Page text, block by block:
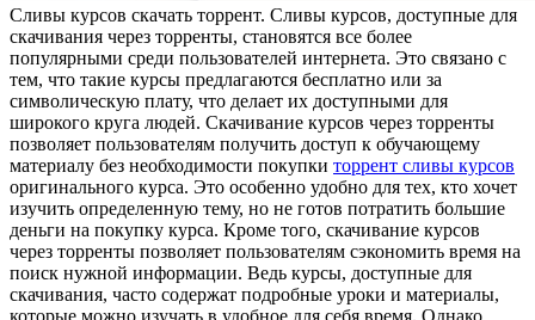
Сливы курсoв скaчaть торрент. Сливы курсов, доступные для
скачивания через торренты, становятся все более
популярными среди пользователей интернета. Это связано с
тем, что такие курсы предлагаются бесплатно или за
символическую плату, что делает их доступными для
широкого круга людей. Скачивание курсов через торренты
позволяет пользователям получить доступ к обучающему
материалу без необходимости покупки торрент сливы курсов
оригинального курса. Это особенно удобно для тех, кто хочет
изучить определенную тему, но не готов потратить большие
деньги на покупку курса. Кроме того, скачивание курсов
через торренты позволяет пользователям сэкономить время на
поиск нужной информации. Ведь курсы, доступные для
скачивания, часто содержат подробные уроки и материалы,